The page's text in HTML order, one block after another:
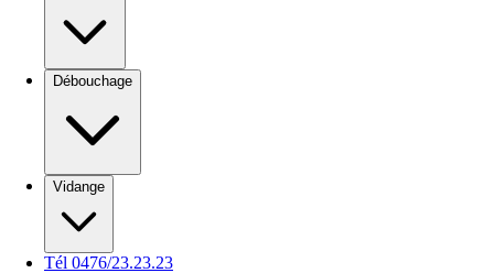
Débouchage
Vidange
Tél 0476/23.23.23